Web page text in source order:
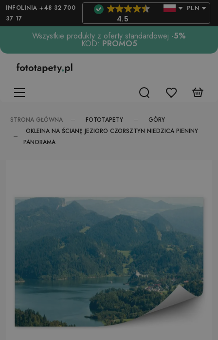
INFOLINIA +48 32 700
37 17
4.5
PLN
Wszystkie produkty z oferty standardowej -5%
KOD: PROMO5
STRONA GŁÓWNA FOTOTAPETY
GÓRY
OKLEINA NA ŚCIANĘ JEZIORO CZORSZTYN NIEDZICA PIENINY
PANORAMA